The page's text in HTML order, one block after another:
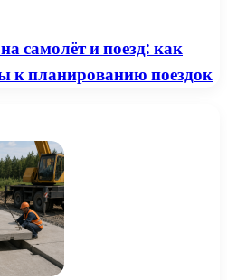
самолёт и поезд: как
к планированию поездок